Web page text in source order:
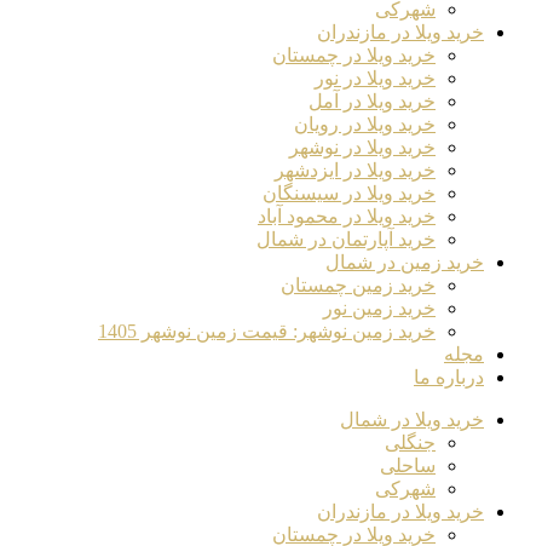
شهرکی
خرید ویلا در مازندران
خرید ویلا در چمستان
خرید ویلا در نور
خرید ویلا در آمل
خرید ویلا در رویان
خرید ویلا در نوشهر
خرید ویلا در ایزدشهر
خرید ویلا در سیسنگان
خرید ویلا در محمود آباد
خرید آپارتمان در شمال
خرید زمین در شمال
خرید زمین چمستان
خرید زمین نور
خرید زمین نوشهر: قیمت زمین نوشهر 1405
مجله
درباره ما
خرید ویلا در شمال
جنگلی
ساحلی
شهرکی
خرید ویلا در مازندران
خرید ویلا در چمستان